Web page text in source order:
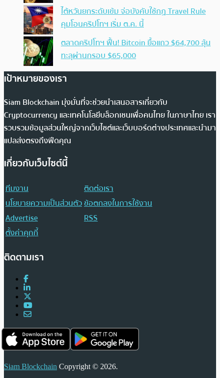
ไต้หวันยกระดับเข้ม จ่อบังคับใช้กฏ Travel Rule
คุมโอนคริปโทฯ เริ่ม ต.ค. นี้
ตลาดคริปโทฯ ฟื้น! Bitcoin ยื้อแถว $64,700 ลุ้น
ทะลุผ่านกรอบ $65,000
เป้าหมายของเรา
Siam Blockchain มุ่งมั่นที่จะช่วยนำเสนอสารเกี่ยวกับ
Cryptocurrency และเทคโนโลยีบล็อกเชนเพื่อคนไทย ในภาษาไทย เรา
รวบรวมข้อมูลส่วนใหญ่จากเว็บไซต์และเว็บบอร์ดต่างประเทศและนำมา
แปลส่งตรงถึงฟีดคุณ
เกี่ยวกับเว็บไซต์นี้
ทีมงาน
ติดต่อเรา
นโยบายความเป็นส่วนตัวข้อตกลงในการใช้งาน
Advertise
RSS
ตั้งค่าคุกกี้
ติดตามเรา
Siam Blockchain Copyright © 2026.